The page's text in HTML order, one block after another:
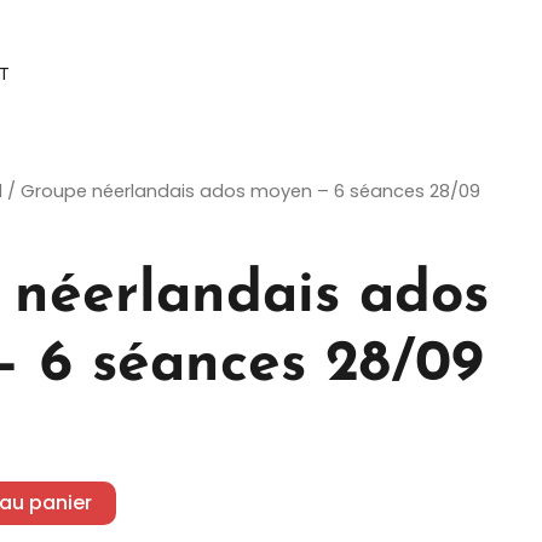
/ Groupe néerlandais ados moyen – 6 séances 28/09
ados
6 séances 28/09
panier